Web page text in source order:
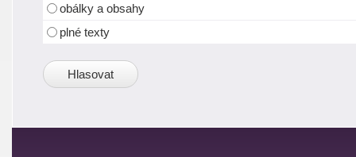
obálky a obsahy
plné texty